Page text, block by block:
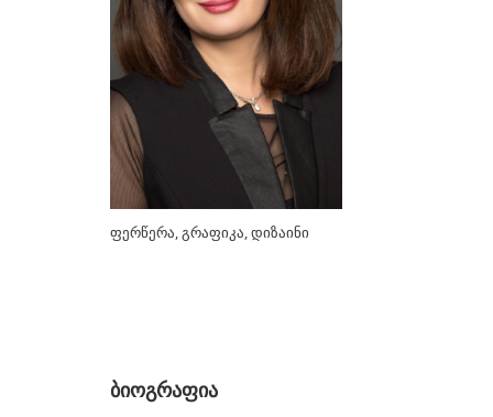
ალექსი-მესხიშვილი ქეთუთა
ამაშუკელი გუჯი
ასლანიშვილი თეკლა
ასტალი თოლია
ახობაძე ცირა
ბაღდავაძე ნანა
ბეროზაშვილი ზურაბ
ფერწერა, გრაფიკა, დიზაინი
ბიოგრაფია